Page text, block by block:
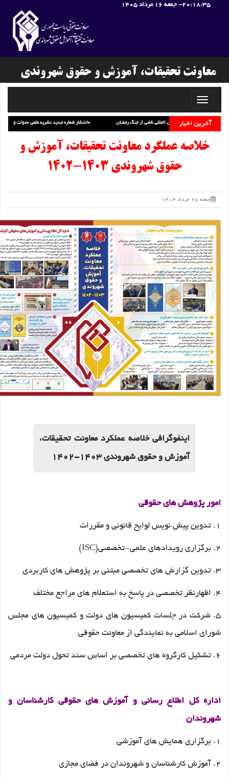
20:18:36- جمعه 16 مرداد 1405
معاونت تحقیقات، آموزش و حقوق شهروندی
Toggle
آخرین اخبار انتشار شماره جدید نشریه علمی «دولت و حقوق» برگزاری نشست «مسئولیت بین المللی ناشی از جنگ رمضان»
خلاصه عملکرد معاونت تحقیقات، آموزش و
حقوق شهروندی 1403-1402
جمعه 25 خرداد 1403
اینفوگرافی خلاصه عملکرد معاونت تحقیقات،
آموزش و حقوق شهروندی 1403-1402
امور پژوهش های حقوقی
1. تدوین پیش نویس لوایح قانونی و مقررات
2. برگزاری رویدادهای علمی-تخصصی(ISC)
3. تدوین گزارش های تخصصی مبتنی بر پژوهش های کاربردی
4. اظهارنظر تخصصی در پاسخ به استعلام های مراجع مختلف
5. شرکت در جلسات کمیسیون های دولت و کمیسیون های مجلس
شورای اسلامی به نمایندگی از معاونت حقوقی
6. تشکیل کارگروه های تخصصی بر اساس سند تحول دولت مردمی
اداره کل اطلاع رسانی و آموزش های حقوقی کارشناسان و
شهروندان
1. برگزاری همایش های آموزشی
2. آموزش کارشناسان و شهروندان در فضای مجازی